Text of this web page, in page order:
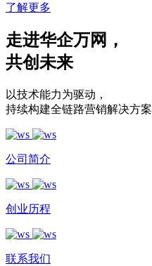
了解更多
走进华企万网 ，
共创未来
以技术能力为驱动 ，
持续构建全链路营销解决方案
公司简介
创业历程
联系我们